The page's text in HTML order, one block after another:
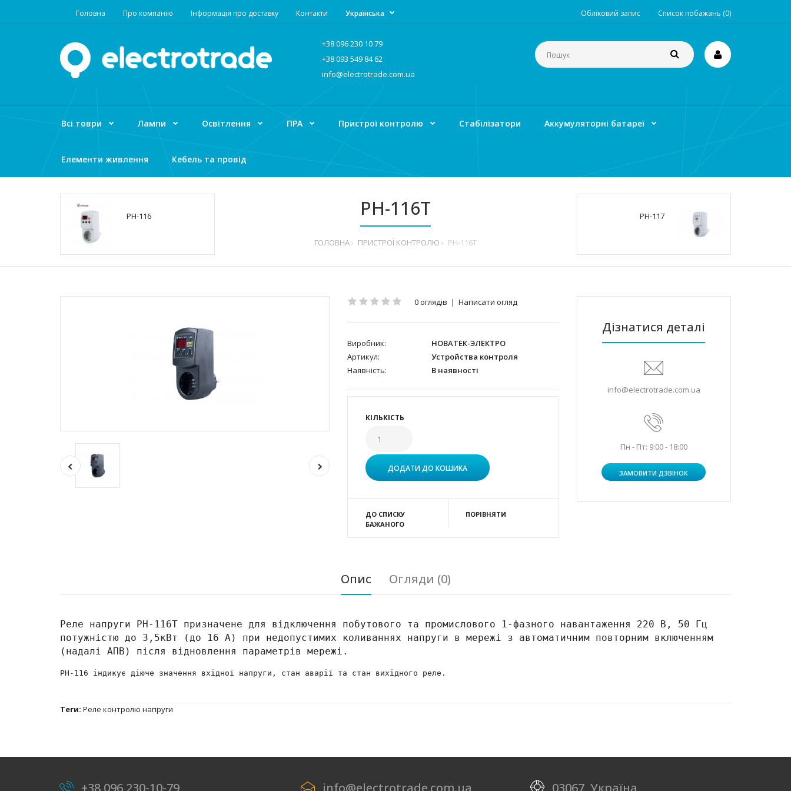
Головна Про компанію Інформація про доставку Контакти Обліковий запис Список побажань (0)
Українська
+38 096 230 10 79
+38 093 549 84 62
info@electrotrade.com.ua
Всі товри Лампи Освітлення ПРА Пристрої контролю Стабілізатори Аккумуляторні батареї
Елементи живлення Кебель та провід
PH-116 PH-116T
ГОЛОВНА ПРИСТРОЇ КОНТРОЛЮ PH-116T
PH-117
0 оглядів | Написати огляд
Виробник:
НОВАТЕК-ЭЛЕКТРО
Артикул:
Устройства контроля
Наявність:
В наявності
КІЛЬКІСТЬ
ДО СПИСКУ
БАЖАНОГО
ПОРІВНЯТИ
Дізнатися деталі
info@electrotrade.com.ua
Пн - Пт: 9:00 - 18:00
ЗАМОВИТИ ДЗВІНОК
Опис Огляди (0)
Реле напруги РН-116Т призначене для відключення побутового та промислового 1-фазного навантаження 220 В, 50 Гц
потужністю до 3,5кВт (до 16 А) при недопустимих коливаннях напруги в мережі з автоматичним повторним включенням
(надалі АПВ) після відновлення параметрів мережі.
РН-116 індикує діюче значення вхідної напруги, стан аварії та стан вихідного реле.
Теги: Реле контролю напруги
+38 096 230-10-79 info@electrotrade.com.ua 03067, Україна,